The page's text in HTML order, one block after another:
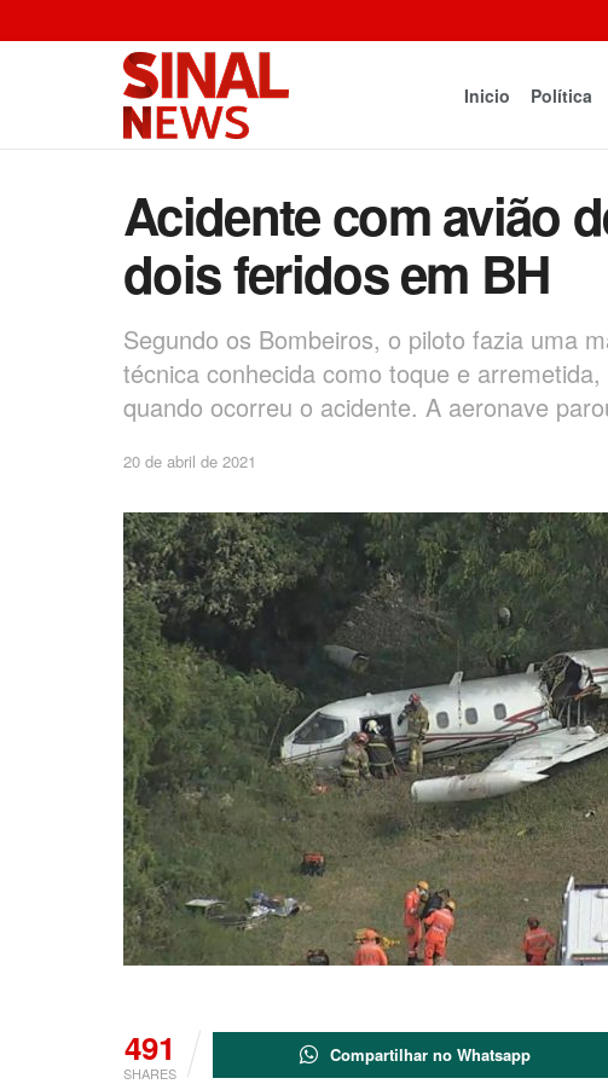
Inicio Política
Acidente com avião
dois feridos em BH
Segundo os Bombeiros, o piloto fazia uma
técnica conhecida como toque e
quando ocorreu o acidente. A aeronave
20 de abril de 2021
491
SHARES
Compartilhar no Whatsapp